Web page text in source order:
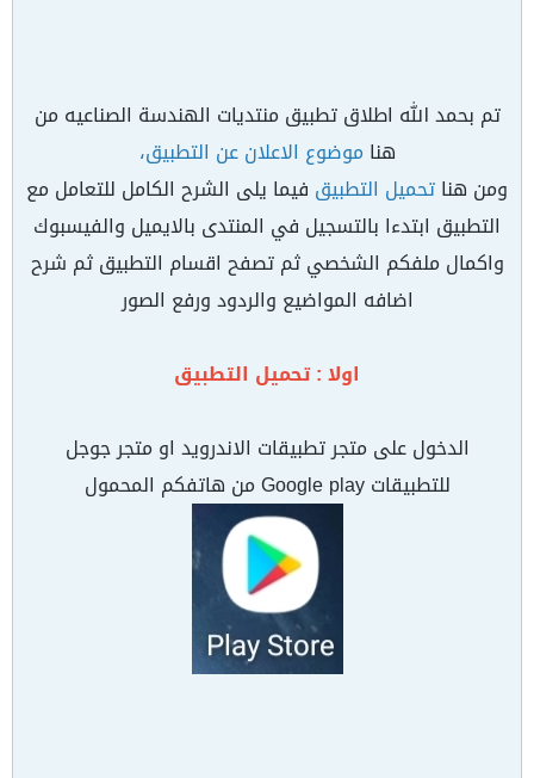
تم بحمد الله اطلاق تطبيق منتديات الهندسة الصناعيه من
هنا موضوع الاعلان عن التطبيق،
ومن هناتحميل التطبيق فيما يلى الشرح الكامل للتعامل مع
التطبيق ابتدءا بالتسجيل في المنتدى بالايميل والفيسبوك
واكمال ملفكم الشخصي ثم تصفح اقسام التطبيق ثم شرح
اضافه المواضيع والردود ورفع الصور
اولا : تحميل التطبيق
الدخول على متجر تطبيقات الاندرويد او متجر جوجل
للتطبيقات Google play من هاتفكم المحمول